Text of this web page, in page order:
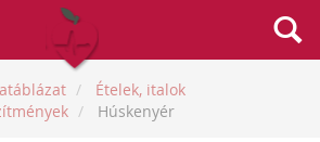
Ételek, italok
Húskenyér